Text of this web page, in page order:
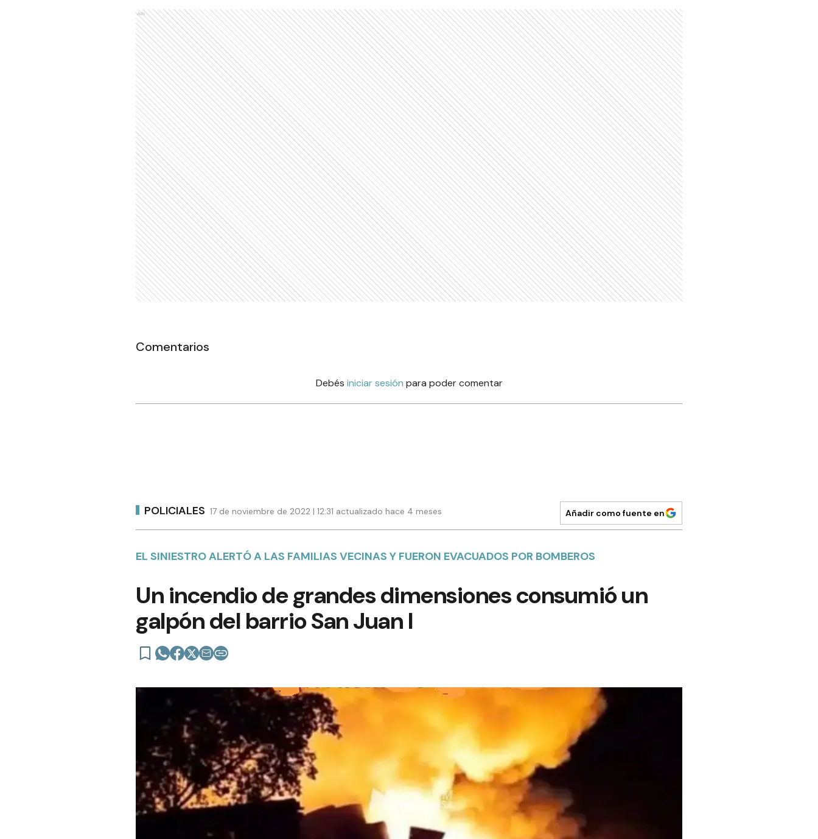
Ads
Comentarios
Debés iniciar sesión para poder comentar
POLICIALES 17 de noviembre de 2022 | 12:31 actualizado hace 4 meses Añadir como fuente en
EL SINIESTRO ALERTÓ A LAS FAMILIAS VECINAS Y FUERON EVACUADOS POR BOMBEROS
Un incendio de grandes dimensiones consumió un
galpón del barrio San Juan I